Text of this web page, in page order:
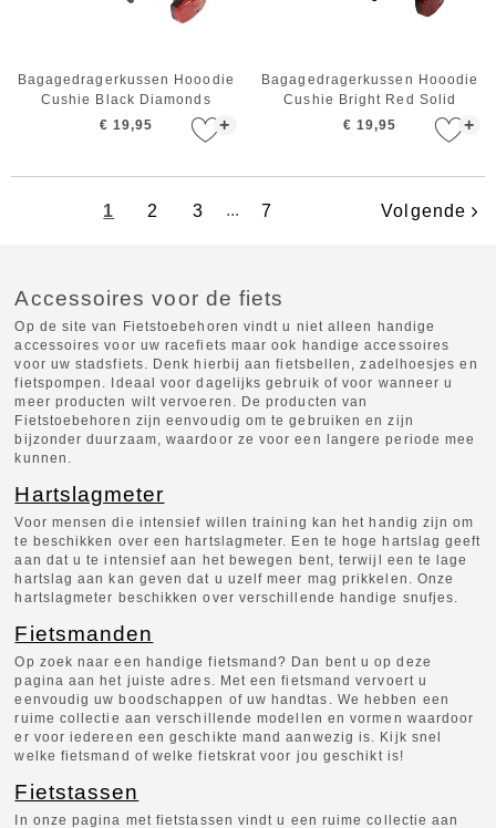
+
Bagagedragerkussen Hooodie
Cushie Black Diamonds
€ 19,95
+
Bagagedragerkussen Hooodie
Cushie Bright Red Solid
€ 19,95
1 2 3 ... 7 Volgende
Accessoires voor de fiets
Op de site van Fietstoebehoren vindt u niet alleen handige
accessoires voor uw racefiets maar ook handige accessoires
voor uw stadsfiets. Denk hierbij aan fietsbellen, zadelhoesjes en
fietspompen. Ideaal voor dagelijks gebruik of voor wanneer u
meer producten wilt vervoeren. De producten van
Fietstoebehoren zijn eenvoudig om te gebruiken en zijn
bijzonder duurzaam, waardoor ze voor een langere periode mee
kunnen.
Hartslagmeter
Voor mensen die intensief willen training kan het handig zijn om
te beschikken over een hartslagmeter. Een te hoge hartslag geeft
aan dat u te intensief aan het bewegen bent, terwijl een te lage
hartslag aan kan geven dat u uzelf meer mag prikkelen. Onze
hartslagmeter beschikken over verschillende handige snufjes.
Fietsmanden
Op zoek naar een handige fietsmand? Dan bent u op deze
pagina aan het juiste adres. Met een fietsmand vervoert u
eenvoudig uw boodschappen of uw handtas. We hebben een
ruime collectie aan verschillende modellen en vormen waardoor
er voor iedereen een geschikte mand aanwezig is. Kijk snel
welke fietsmand of welke fietskrat voor jou geschikt is!
Fietstassen
In onze pagina met fietstassen vindt u een ruime collectie aan